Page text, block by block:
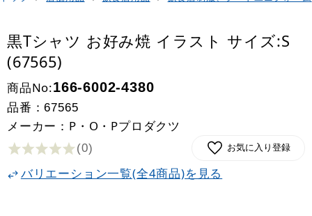
黒Tシャツ お好み焼 イラスト サイズ:S
(67565)
商品No:166-6002-4380
品番：67565
メーカー：P・O・Pプロダクツ
(0) お気に入り登録
バリエーション一覧(全4商品)を見る